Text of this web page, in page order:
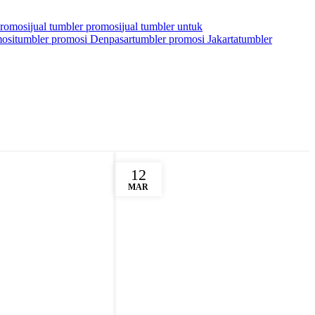
jual tumbler promosijual tumbler untuk
tumbler promosi Denpasartumbler promosi Jakartatumbler